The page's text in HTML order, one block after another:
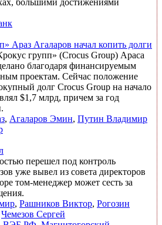
большими достижениями
Араз Агаларов начал копить долги
групп» (Crocus Group) Араса
благодаря финансируемым
проектам. Сейчас положение
долг Crocus Group на начало
$1,7 млрд, причем за год
, Агаларов Эмин, Путин Владимир
перешел под контроль
уже вывел из совета директоров
том-менеджер может сесть за
, Рашников Виктор, Рогозин
Чемезов Сергей